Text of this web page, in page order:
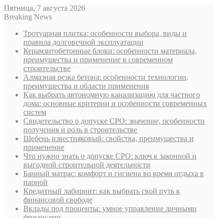
Пятница, 7 августа 2026
Breaking News
Тротуарная плитка: особенности выбора, виды и
правила долговечной эксплуатации
Керамзитобетонные блоки: особенности материала,
преимущества и применение в современном
строительстве
Алмазная резка бетона: особенности технологии,
преимущества и области применения
Как выбрать автономную канализацию для частного
дома: основные критерии и особенности современных
систем
Свидетельство о допуске СРО: значение, особенности
получения и роль в строительстве
Щебень известняковый: свойства, преимущества и
применение
Что нужно знать о допуске СРО: ключ к законной и
выгодной строительной деятельности
Банный матрас: комфорт и гигиена во время отдыха в
парной
Кредитный лабиринт: как выбрать свой путь к
финансовой свободе
Вклады под проценты: умное управление личными